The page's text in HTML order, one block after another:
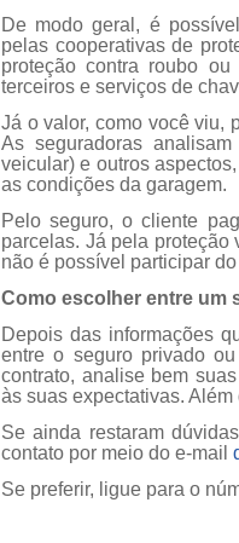
De modo geral, é
pelas cooperativas de
proteção contra roubo ou
terceiros e serviços de
Já o valor, como você viu,
As seguradoras
veicular) e outros
as condições da garagem.
Pelo seguro, o cliente
parcelas. Já pela proteção
não é possível participar
Como escolher entre um
Depois das informações
entre o seguro privado
contrato, analise bem
às suas expectativas.
Se ainda restaram
contato por meio do e-mail
Se preferir, ligue para o